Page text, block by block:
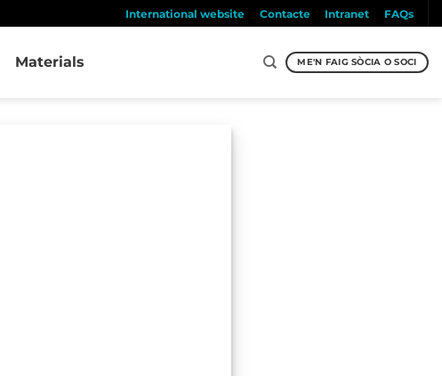
International website Contacte Intranet FAQs
Materials ME'N FAIG SÒCIA O SOCI